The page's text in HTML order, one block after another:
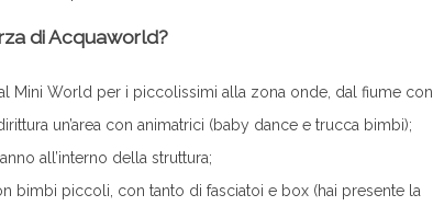
di Acquaworld?
Mini World per i piccolissimi alla zona onde, dal fiume con
un’area con animatrici (baby dance e trucca bimbi);
all’interno della struttura;
bimbi piccoli, con tanto di fasciatoi e box (hai presente la